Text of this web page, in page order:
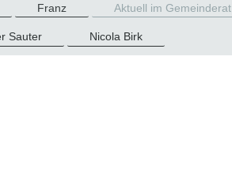
Franz Aktuell im Gemeinderat
Sauter Nicola Birk